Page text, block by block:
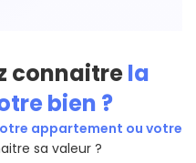
connaitrela
bien ?
appartement ou votre
sa valeur ?